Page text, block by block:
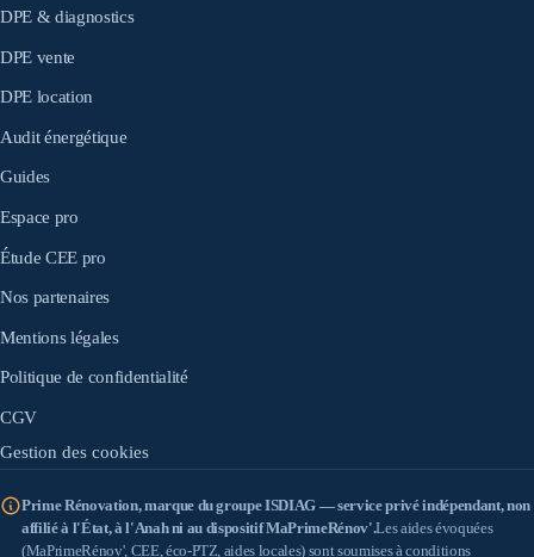
DPE & diagnostics
DPE vente
DPE location
Audit énergétique
Guides
Espace pro
Étude CEE pro
Nos partenaires
Mentions légales
Politique de confidentialité
CGV
Gestion des cookies
Prime Rénovation, marque du groupe ISDIAG — service privé indépendant, non
affilié à l'État, à l'Anah ni au dispositif MaPrimeRénov'.Les aides évoquées
(MaPrimeRénov', CEE, éco-PTZ, aides locales) sont soumises à conditions